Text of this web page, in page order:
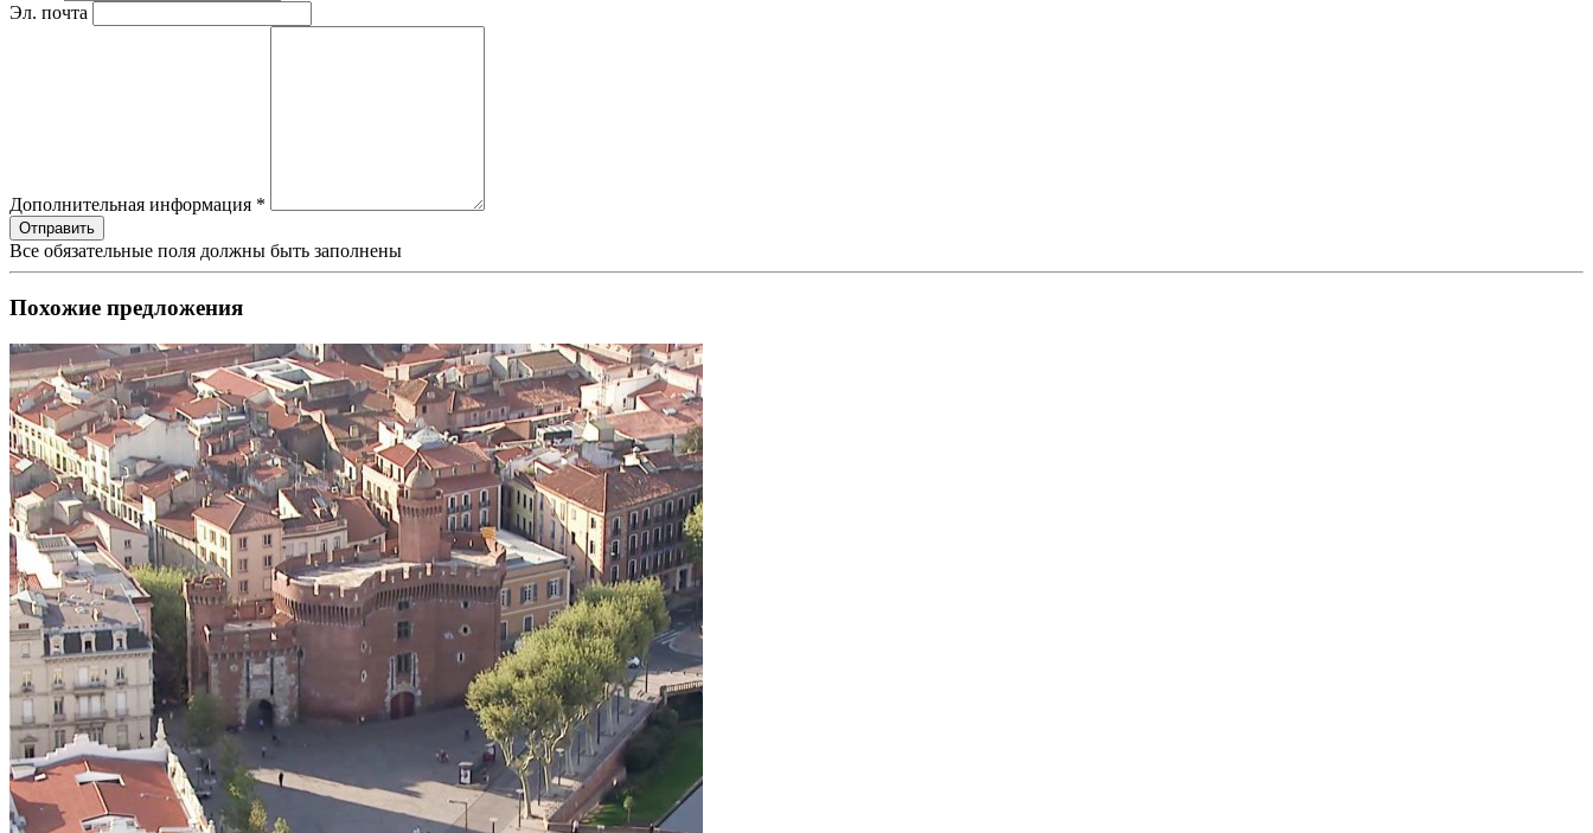
Эл. почта
Дополнительная информация *
Все обязательные поля должны быть заполнены
Похожие предложения